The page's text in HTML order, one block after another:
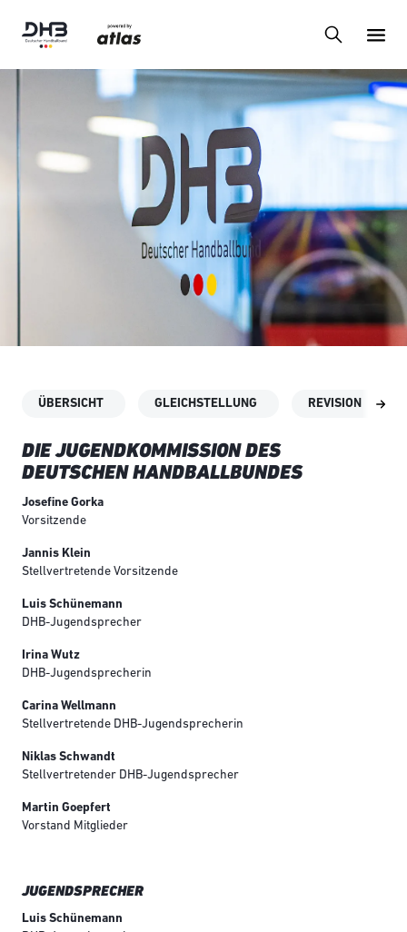
ÜBERSICHT GLEICHSTELLUNG REVISION
DIE JUGENDKOMMISSION DES
DEUTSCHEN HANDBALLBUNDES
Josefine Gorka
Vorsitzende
Jannis Klein
Stellvertretende Vorsitzende
Luis Schünemann
DHB-Jugendsprecher
Irina Wutz
DHB-Jugendsprecherin
Carina Wellmann
Stellvertretende DHB-Jugendsprecherin
Niklas Schwandt
Stellvertretender DHB-Jugendsprecher
Martin Goepfert
Vorstand Mitglieder
JUGENDSPRECHER
Luis Schünemann